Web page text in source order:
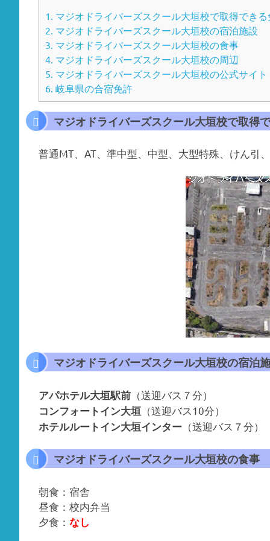
1. マジオドライバーズスクール大垣校で取得でき
2. マジオドライバーズスクール大垣校の宿泊施設
3. マジオドライバーズスクール大垣校の食事
4. マジオドライバーズスクール大垣校の周辺
5. マジオドライバーズスクール大垣校の公式サイト
6. 岐阜県の合宿免許
マジオドライバーズスクール大垣校で取得
普通MT、AT、準中型、中型、大型特殊、けん引
マジオドライバーズスクール大垣校の宿泊
アパホテル大垣駅前 （送迎バス７分）
コンフォートイン大垣 （送迎バス10分）
ホテルルートイン大垣インター （送迎バス７分）
マジオドライバーズスクール大垣校の食事
朝食：宿舎
昼食：校内弁当
夕食： なし